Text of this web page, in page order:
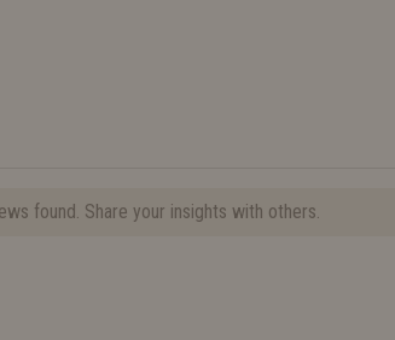
found. Share your insights with others.